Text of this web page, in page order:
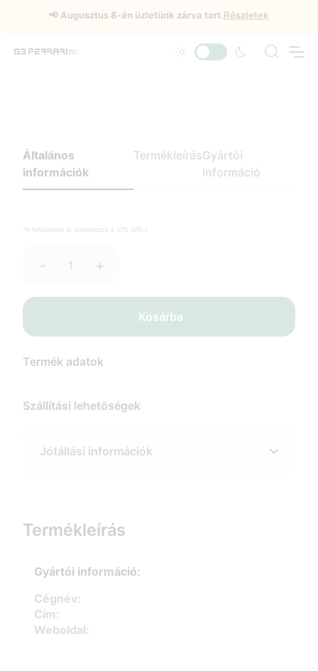
📢Augusztus 8-án üzletünk zárva tart.Részletek
Általános
információk
TermékleírásGyártói
információ
*A feltüntetett ár tartalmazza a 27% ÁFÁ-t.
- +
Kosárba
Termék adatok
Szállítási lehetőségek
Jótállási információk
Termékleírás
Gyártói információ:
Cégnév:
Cím:
Weboldal: